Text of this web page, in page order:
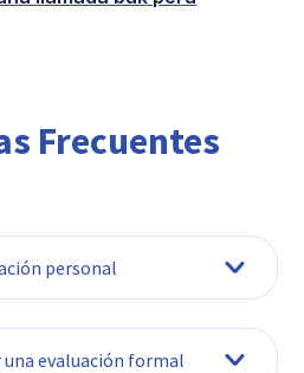
Frecuentes
personal
evaluación formal